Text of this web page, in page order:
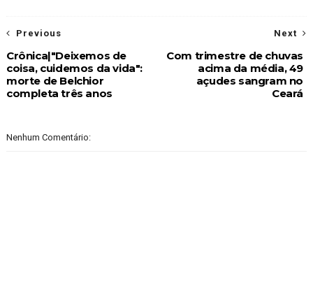
Next
Com trimestre de chuvas
acima da média, 49
açudes sangram no
Ceará
Previous
Crônica|"Deixemos de
coisa, cuidemos da vida":
morte de Belchior
completa três anos
Nenhum Comentário: